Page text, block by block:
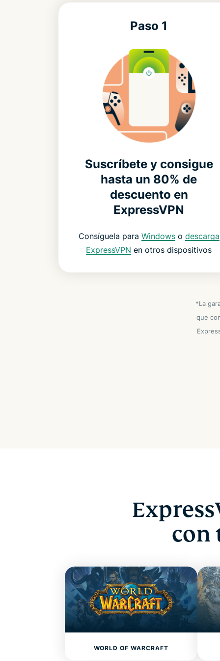
Paso 1
Suscríbete y consigue
hasta un 80% de
descuento en
ExpressVPN
Consíguela para Windowso descarga
ExpressVPN en otros dispositivos
*La
que
con
WORLD OF WARCRAFT